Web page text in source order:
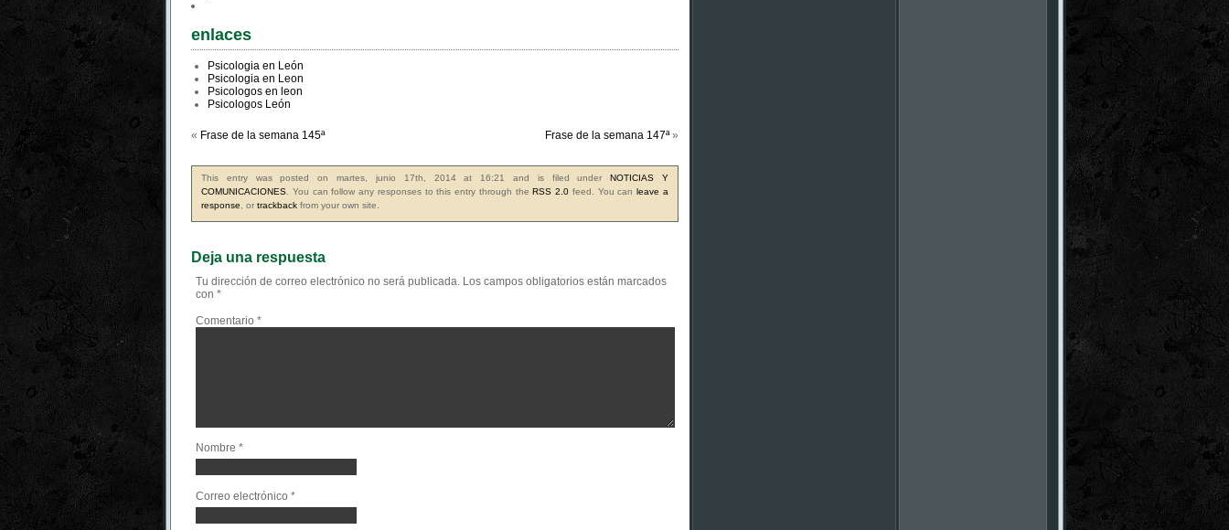
enlaces
Psicologia en León
Psicologia en Leon
Psicologos en leon
Psicologos León
« Frase de la semana 145ª Frase de la semana 147ª»
This entry was posted on martes, junio 17th, 2014 at 16:21 and is filed underNOTICIAS Y
COMUNICACIONES . You can follow any responses to this entry through theRSS 2.0 feed. You canleave a
response , or trackback from your own site.
Deja una respuesta
Tu dirección de correo electrónico no será publicada. Los campos obligatorios están marcados
con *
Comentario *
Nombre *
Correo electrónico *